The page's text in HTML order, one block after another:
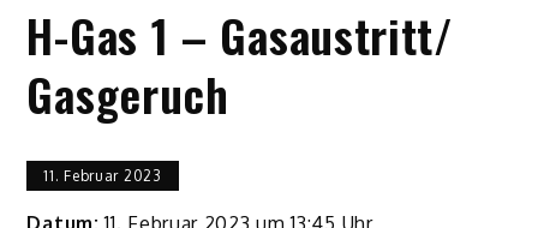
H-Gas 1 – Gasaustritt/
Gasgeruch
11. Februar 2023
Datum: 11. Februar 2023 um 13:45 Uhr